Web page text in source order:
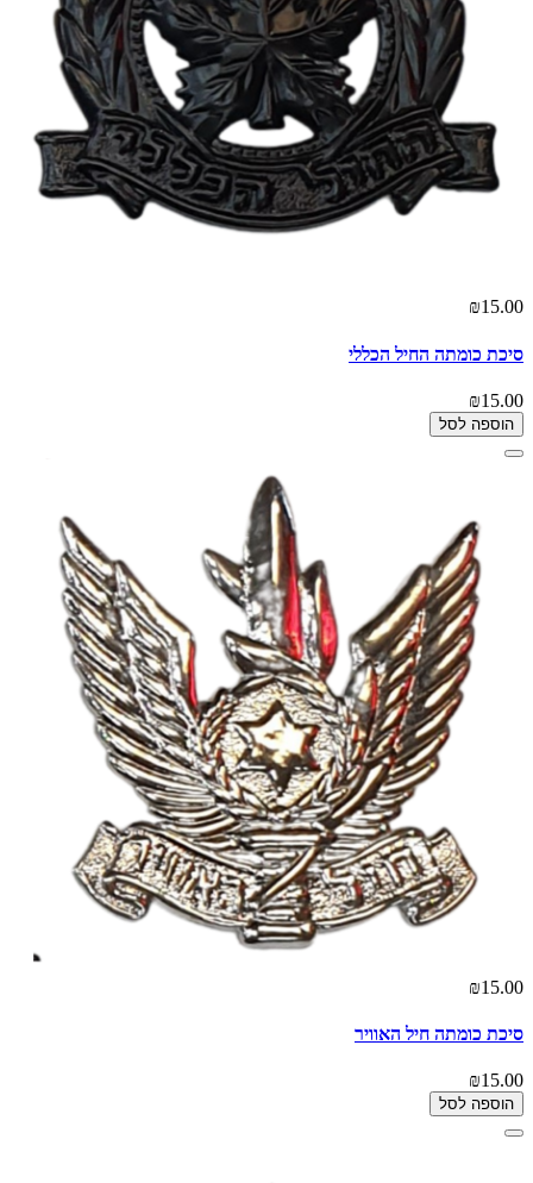
₪15.00
סיכת כומתה החיל הכללי
₪15.00
הוספה לסל
₪15.00
סיכת כומתה חיל האוויר
₪15.00
הוספה לסל